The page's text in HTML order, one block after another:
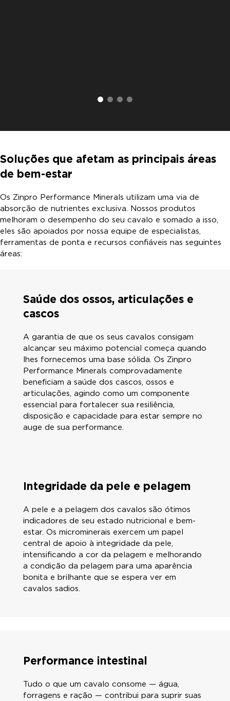
Soluções que afetam as principais áreas
de bem-estar
Os Zinpro Performance Minerals utilizam uma via de
absorção de nutrientes exclusiva. Nossos produtos
melhoram o desempenho do seu cavalo e somado a isso,
eles são apoiados por nossa equipe de especialistas,
ferramentas de ponta e recursos confiáveis nas seguintes
áreas:
Saúde dos ossos, articulações e
cascos
A garantia de que os seus cavalos consigam
alcançar seu máximo potencial começa quando
lhes fornecemos uma base sólida. Os Zinpro
Performance Minerals comprovadamente
beneficiam a saúde dos cascos, ossos e
articulações, agindo como um componente
essencial para fortalecer sua resiliência,
disposição e capacidade para estar sempre no
auge de sua performance.
Integridade da pele e pelagem
A pele e a pelagem dos cavalos são ótimos
indicadores de seu estado nutricional e bem-
estar. Os microminerais exercem um papel
central de apoio à integridade da pele,
intensificando a cor da pelagem e melhorando
a condição da pelagem para uma aparência
bonita e brilhante que se espera ver em
cavalos sadios.
Performance intestinal
Tudo o que um cavalo consome — água,
forragens e ração — contribui para suprir suas